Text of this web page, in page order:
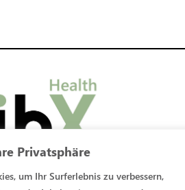
Privatsphäre
um Ihr Surferlebnis zu verbessern,
Greven